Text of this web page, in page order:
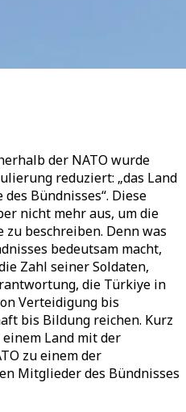
der NATO wurde
reduziert: „das Land
Bündnisses“. Diese
nicht mehr aus, um die
beschreiben. Denn was
bedeutsam macht,
Zahl seiner Soldaten,
die Türkiye in
Verteidigung bis
bis Bildung reichen. Kurz
Land mit der
zu einem der
Mitglieder des Bündnisses